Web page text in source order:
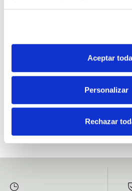
Aceptar
Personalizar
Rechazar
fines comerciales, legitimación:
otros derechos, como se explica en la
SUBSCRIBETE